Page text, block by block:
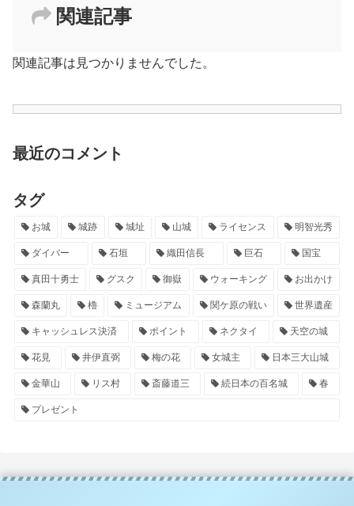
関連記事
関連記事は見つかりませんでした。
最近のコメント
タグ
お城 城跡 城址 山城 ライセンス 明智光秀
ダイバー 石垣 織田信長 巨石 国宝
真田十勇士 グスク 御嶽 ウォーキング お出かけ
森蘭丸 櫓 ミュージアム 関ケ原の戦い 世界遺産
キャッシュレス決済 ポイント ネクタイ 天空の城
花見 井伊直弼 梅の花 女城主 日本三大山城
金華山 リス村 斎藤道三 続日本の百名城 春
プレゼント